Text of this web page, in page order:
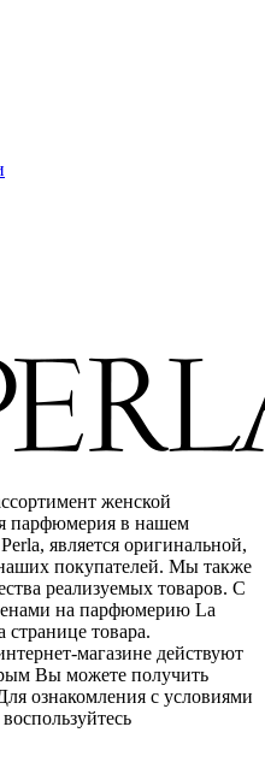
женской
парфюмерия в нашем
является оригинальной,
покупателей. Мы также
реализуемых товаров. С
на парфюмерию La
странице товара.
магазине действуют
Вы можете получить
ознакомления с условиями